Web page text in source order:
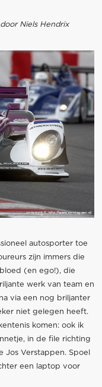
Niels Hendrix
autosporter toe
zijn immers die
(en ego!), die
werk van team en
via een nog briljanter
niet gelegen heeft.
komen: ook ik
in de file richting
Jos Verstappen. Spoel
een laptop voor